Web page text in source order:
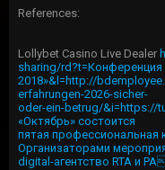
References:
Lollybet Casino Live Dealer
sharing/
2018»&l=http://
erfahrungen-2026-sicher-
oder-ein-betrug/&i=https://
«Октябрь» состоится
пятая профессиональная
Организаторами
digital-агентство RTA и